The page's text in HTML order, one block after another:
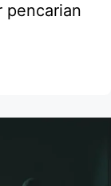
pencarian